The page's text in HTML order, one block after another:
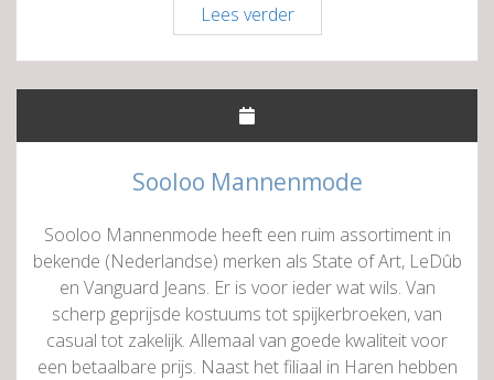
Lees verderTOF
Kinderkleding
Sooloo Mannenmode
Sooloo Mannenmode heeft een ruim assortiment in
bekende (Nederlandse) merken als State of Art, LeDûb
en Vanguard Jeans. Er is voor ieder wat wils. Van
scherp geprijsde kostuums tot spijkerbroeken, van
casual tot zakelijk. Allemaal van goede kwaliteit voor
een betaalbare prijs. Naast het filiaal in Haren hebben